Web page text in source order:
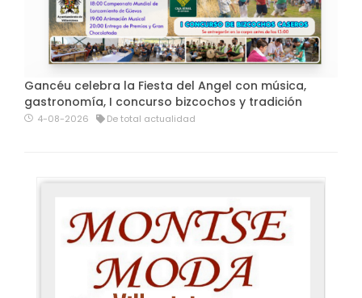
Gancéu celebra la Fiesta del Angel con música,
gastronomía, I concurso bizcochos y tradición
4-08-2026 De total actualidad